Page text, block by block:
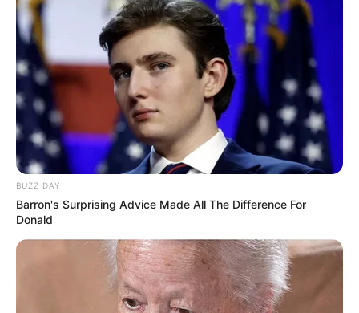
BUZZ DAY
Barron's Surprising Advice Made All The Difference For
Donald